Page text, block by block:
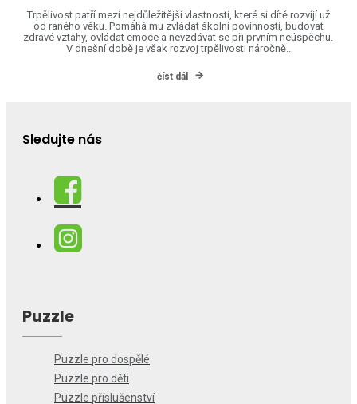
Trpělivost patří mezi nejdůležitější vlastnosti, které si dítě rozvíjí už
od raného věku. Pomáhá mu zvládat školní povinnosti, budovat
zdravé vztahy, ovládat emoce a nevzdávat se při prvním neúspěchu.
V dnešní době je však rozvoj trpělivosti náročně..
číst dál
Sledujte nás
Puzzle
Puzzle pro dospělé
Puzzle pro děti
Puzzle příslušenství